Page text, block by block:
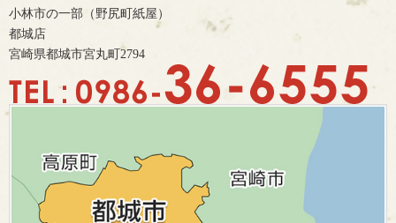
小林市の一部（野尻町紙屋）
都城店
宮崎県都城市宮丸町2794